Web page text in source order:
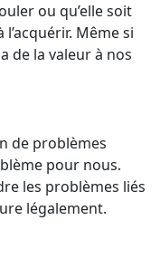
ou qu’elle soit
Même si
de la valeur à nos
de problèmes
pour nous.
les problèmes liés
légalement.